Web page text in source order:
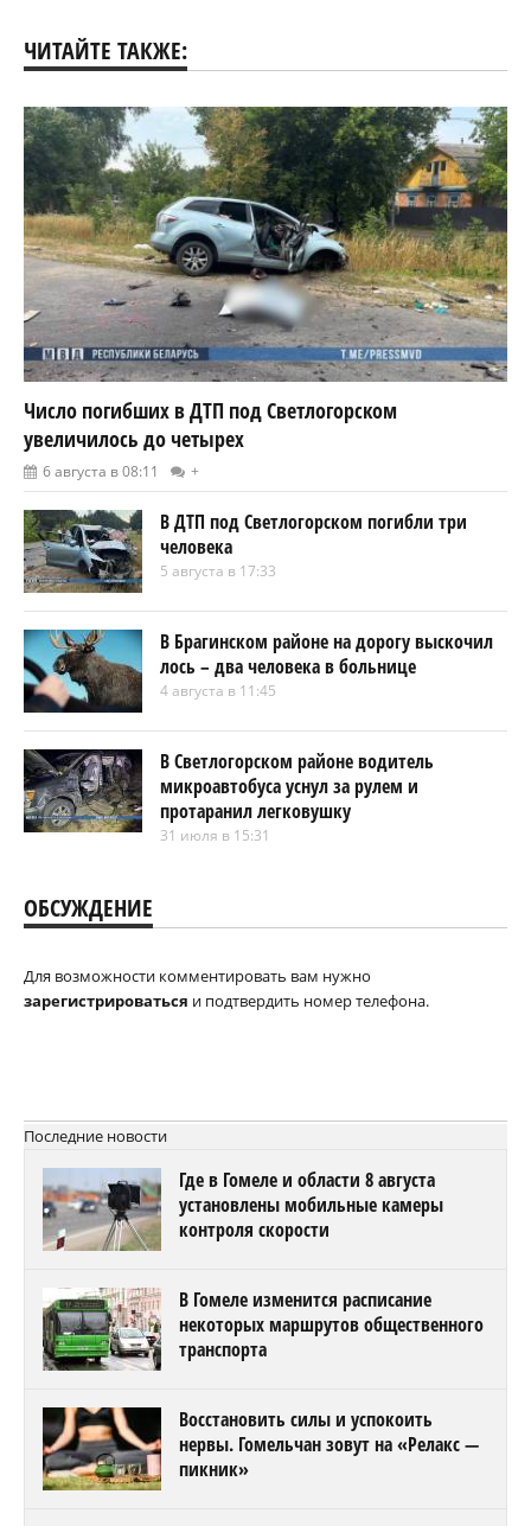
ЧИТАЙТЕ ТАКЖЕ:
Число погибших в ДТП под Светлогорском
увеличилось до четырех
6 августа в 08:11 +
В ДТП под Светлогорском погибли три
человека
5 августа в 17:33
В Брагинском районе на дорогу выскочил
лось – два человека в больнице
4 августа в 11:45
В Светлогорском районе водитель
микроавтобуса уснул за рулем и
протаранил легковушку
31 июля в 15:31
ОБСУЖДЕНИЕ
Для возможности комментировать вам нужно
зарегистрироваться и подтвердить номер телефона.
Последние новости
Где в Гомеле и области 8 августа
установлены мобильные камеры
контроля скорости
В Гомеле изменится расписание
некоторых маршрутов общественного
транспорта
Восстановить силы и успокоить
нервы. Гомельчан зовут на «Релакс —
пикник»